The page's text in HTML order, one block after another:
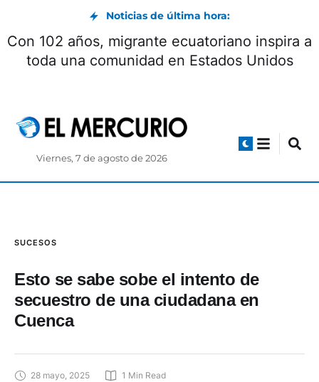
Noticias de última hora:
Con 102 años, migrante ecuatoriano inspira a
toda una comunidad en Estados Unidos
Viernes, 7 de agosto de 2026
SUCESOS
Esto se sabe sobe el intento de
secuestro de una ciudadana en
Cuenca
28 mayo, 2025 1 Min Read